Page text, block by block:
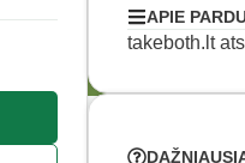
APIE
takeboth.lt